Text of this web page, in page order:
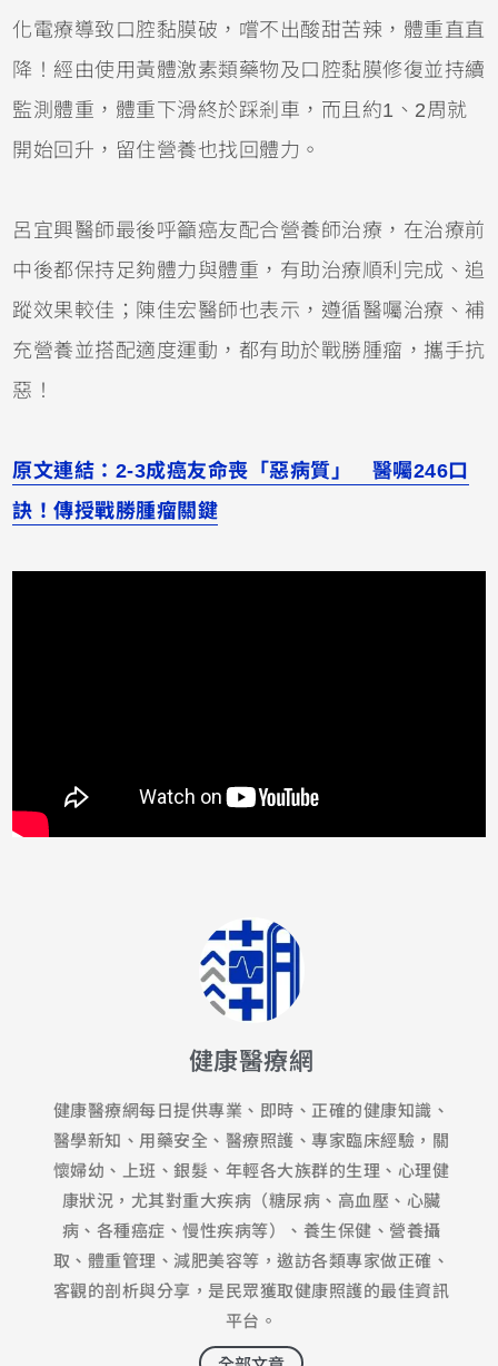
化電療導致口腔黏膜破，嚐不出酸甜苦辣，體重直直
降！經由使用黃體激素類藥物及口腔黏膜修復並持續
監測體重，體重下滑終於踩剎車，而且約1、2周就
開始回升，留住營養也找回體力。
呂宜興醫師最後呼籲癌友配合營養師治療，在治療前
中後都保持足夠體力與體重，有助治療順利完成、追
蹤效果較佳；陳佳宏醫師也表示，遵循醫囑治療、補
充營養並搭配適度運動，都有助於戰勝腫瘤，攜手抗
惡！
原文連結：2-3成癌友命喪「惡病質」 醫囑246口
訣！傳授戰勝腫瘤關鍵
健康醫療網
健康醫療網每日提供專業、即時、正確的健康知識、
醫學新知、用藥安全、醫療照護、專家臨床經驗，關
懷婦幼、上班、銀髮、年輕各大族群的生理、心理健
康狀況，尤其對重大疾病（糖尿病、高血壓、心臟
病、各種癌症、慢性疾病等）、養生保健、營養攝
取、體重管理、減肥美容等，邀訪各類專家做正確、
客觀的剖析與分享，是民眾獲取健康照護的最佳資訊
平台。